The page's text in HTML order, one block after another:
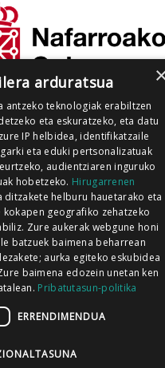
arduratsua
antzeko teknologiak erabiltzen
eta eskuratzeko, eta datu
IP helbidea, identifikatzaile
eta eduki pertsonalizatuak
audientziaren inguruko
hobetzeko. Hirugarrenen
ditzakete helburu hauetarako eta
geografiko zehatzeko
Zure aukerak webgune honi
batzuek baimena beharrean
aurka egiteko eskubidea
baimena edozein unetan ken
Pribatutasun-politika
ERRENDIMENDUA